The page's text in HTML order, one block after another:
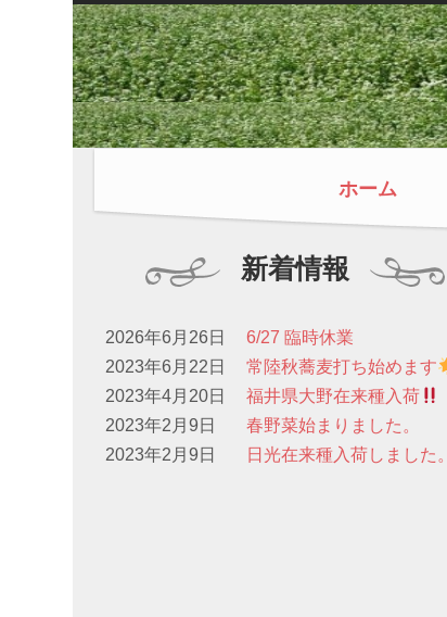
ホーム
新着情報
2026年6月26日
6/27 臨時休業
2023年6月22日
常陸秋蕎麦打ち始めます
2023年4月20日
福井県大野在来種入荷
2023年2月9日
春野菜始まりました。
2023年2月9日
日光在来種入荷しました。